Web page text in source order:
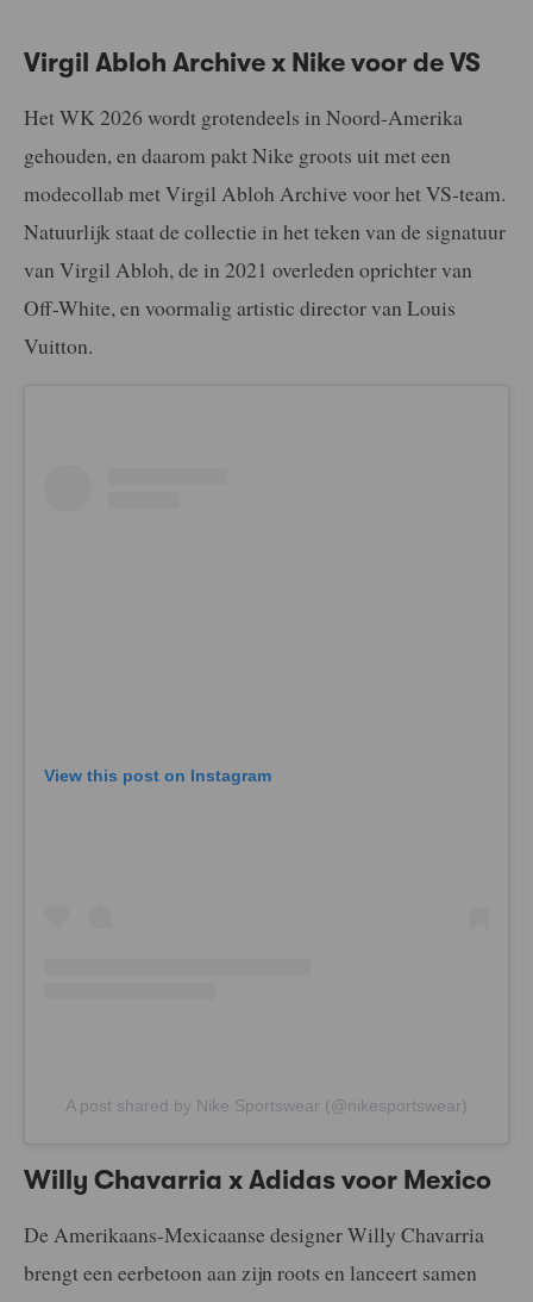
Virgil Abloh Archive x Nike voor de VS
Het WK 2026 wordt grotendeels in Noord-Amerika
gehouden, en daarom pakt Nike groots uit met een
modecollab met Virgil Abloh Archive voor het VS-team.
Natuurlijk staat de collectie in het teken van de signatuur
van Virgil Abloh, de in 2021 overleden oprichter van
Off-White, en voormalig artistic director van Louis
Vuitton.
View this post on Instagram
A post shared by Nike Sportswear (@nikesportswear)
Willy Chavarria x Adidas voor Mexico
De Amerikaans-Mexicaanse designer Willy Chavarria
brengt een eerbetoon aan zijn roots en lanceert samen